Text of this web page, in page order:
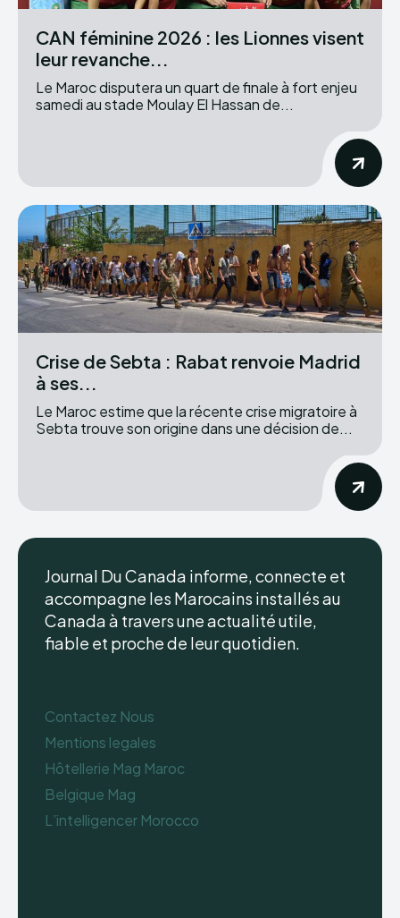
CAN féminine 2026 : les Lionnes visent
leur revanche...
Le Maroc disputera un quart de finale à fort enjeu
samedi au stade Moulay El Hassan de...
Crise de Sebta : Rabat renvoie Madrid
à ses...
Le Maroc estime que la récente crise migratoire à
Sebta trouve son origine dans une décision de...
Journal Du Canada informe, connecte et
accompagne les Marocains installés au
Canada à travers une actualité utile,
fiable et proche de leur quotidien.
Contactez Nous
Mentions legales
Hôtellerie Mag Maroc
Belgique Mag
L’intelligencer Morocco